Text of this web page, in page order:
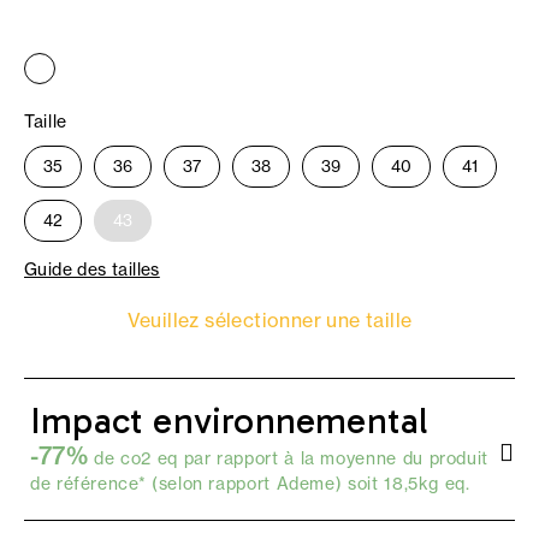
Taille
35 36 37 38 39 40 41
42 43
Guide des tailles
Veuillez sélectionner une taille
Impact environnemental
-77% de co2 eq par rapport à la moyenne du produit
de référence* (selon rapport Ademe) soit 18,5kg eq.